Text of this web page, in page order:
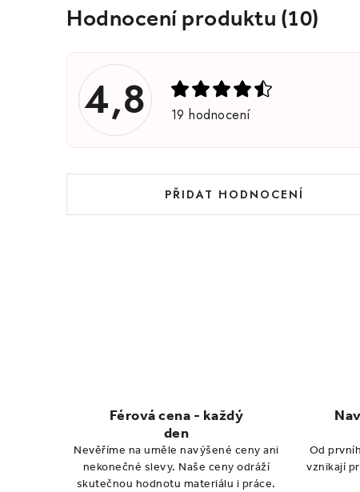
Férová cena - každý
den
Nevěříme na uměle navýšené ceny ani
nekonečné slevy. Naše ceny odráží
skutečnou hodnotu materiálu i práce.
Od
vznikají
Hodnocení produktu (10)
4,8 19 hodnocení
PŘIDAT HODNOCENÍ
V
ý
h
o
d